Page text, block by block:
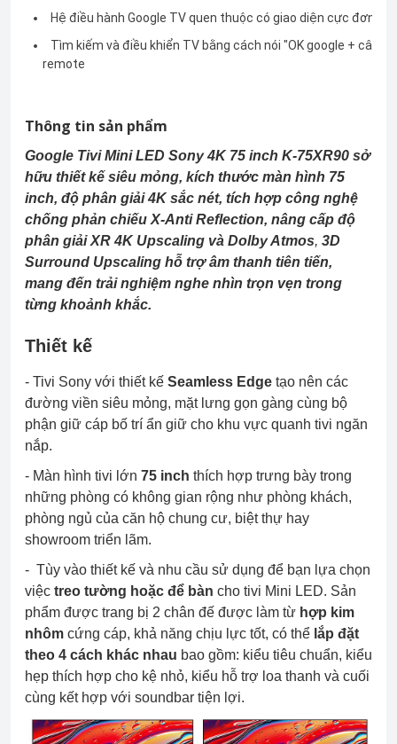
Hệ điều hành Google TV quen thuộc có giao diện cực đơn
Tìm kiếm và điều khiển TV bằng cách nói "OK google + câu
remote
Thông tin sản phẩm
Google Tivi Mini LED Sony 4K 75 inch K-75XR90 sở
hữu thiết kế siêu mỏng, kích thước màn hình 75
inch, độ phân giải 4K sắc nét, tích hợp công nghệ
chống phản chiếu X-Anti Reflection, nâng cấp độ
phân giải XR 4K Upscaling và Dolby Atmos, 3D
Surround Upscaling hỗ trợ âm thanh tiên tiến,
mang đến trải nghiệm nghe nhìn trọn vẹn trong
từng khoảnh khắc.
Thiết kế
- Tivi Sony với thiết kế Seamless Edge tạo nên các
đường viền siêu mỏng, mặt lưng gọn gàng cùng bộ
phận giữ cáp bố trí ẩn giữ cho khu vực quanh tivi ngăn
nắp.
- Màn hình tivi lớn 75 inch thích hợp trưng bày trong
những phòng có không gian rộng như phòng khách,
phòng ngủ của căn hộ chung cư, biệt thự hay
showroom triển lãm.
- Tùy vào thiết kế và nhu cầu sử dụng để bạn lựa chọn
việc treo tường hoặc để bàn cho tivi Mini LED. Sản
phẩm được trang bị 2 chân đế được làm từ hợp kim
nhôm cứng cáp, khả năng chịu lực tốt, có thể lắp đặt
theo 4 cách khác nhau bao gồm: kiểu tiêu chuẩn, kiểu
hẹp thích hợp cho kệ nhỏ, kiểu hỗ trợ loa thanh và cuối
cùng kết hợp với soundbar tiện lợi.